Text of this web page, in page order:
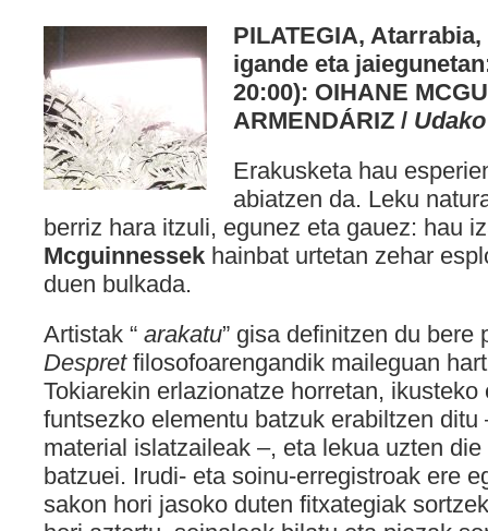
PILATEGIA,
igande eta
20:00): OIHANE
ARMENDÁRIZ /
Erakusketa hau
abiatzen da. Leku
berriz hara itzuli, egunez eta gauez: hau
Mcguinnessek hainbat urtetan zehar
duen bulkada.
Artistak “ arakatu” gisa definitzen du bere
Despretfilosofoarengandik maileguan
Tokiarekin erlazionatze horretan,
funtsezko elementu batzuk erabiltzen ditu
material islatzaileak –, eta lekua uzten
batzuei. Irudi- eta soinu-erregistroak ere
sakon hori jasoko duten fitxategiak